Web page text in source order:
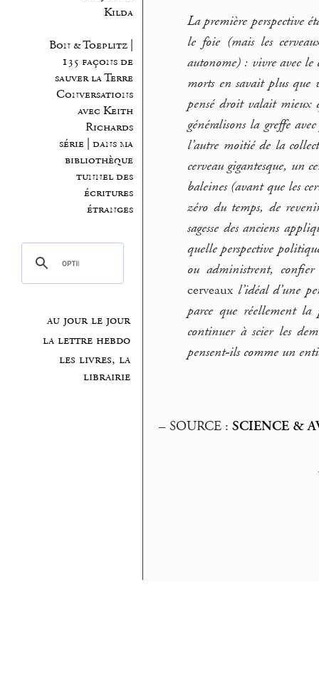
Kilda
Bon & Toeplitz |
135 façons de
sauver la Terre
Conversations
avec Keith
Richards
série | dans ma
bibliothèque
tunnel des
écritures
étranges
au jour le jour
la lettre hebdo
les livres, la
librairie
La première perspective
le foie (mais les
autonome) : vivre avec le
morts en savait plus que
pensé droit valait mieux
généralisons la greffe
l’autre moitié de la
cerveau gigantesque, un
baleines (avant que les
zéro du temps, de
sagesse des anciens
quelle perspective
ou administrent,
cerveaux l’idéal d’une
parce que réellement la
continuer à scier les
pensent-ils comme un
– SOURCE :SCIENCE &